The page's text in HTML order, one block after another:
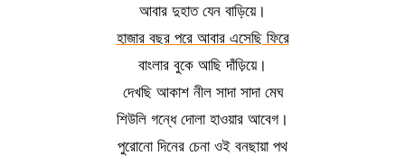
আবার দুহাত যেন বাড়িয়ে।
হাজার বছর পরে আবার এসেছি ফিরে
বাংলার বুকে আছি দাঁড়িয়ে।
দেখছি আকাশ নীল সাদা সাদা মেঘ
শিউলি গন্ধে দোলা হাওয়ার আবেগ।
পুরোনো দিনের চেনা ওই বনছায়া পথ